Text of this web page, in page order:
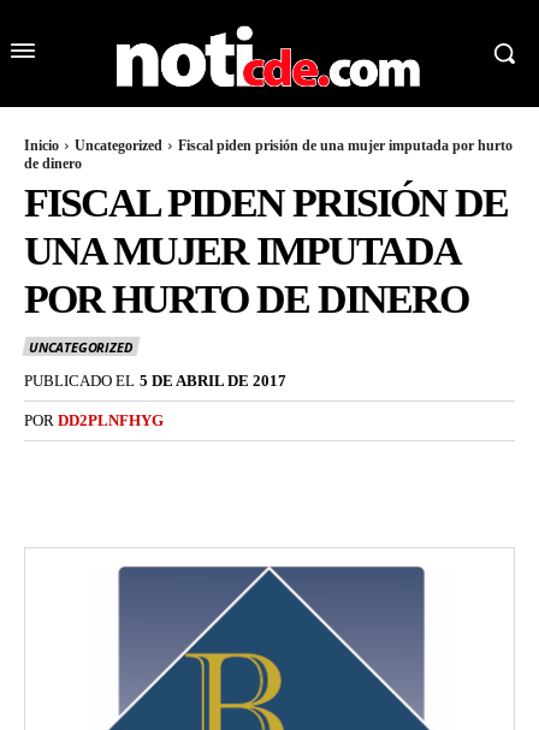
Inicio Uncategorized
Fiscal piden prisión de una mujer imputada por hurto
de dinero
FISCAL PIDEN PRISIÓN DE
UNA MUJER IMPUTADA
POR HURTO DE DINERO
UNCATEGORIZED
PUBLICADO EL 5 DE ABRIL DE 2017
POR DD2PLNFHYG